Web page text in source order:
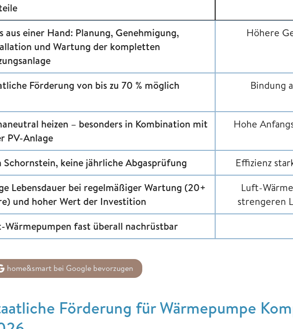
aus einer Hand: Planung, Genehmigung,
und Wartung der kompletten
Höhere
Förderung von bis zu 70 % möglich
Bindung
heizen – besonders in Kombination mit
PV-Anlage
Hohe
Schornstein, keine jährliche Abgasprüfung
Effizienz
Lebensdauer bei regelmäßiger Wartung (20+
und hoher Wert der Investition
Luft-
strengeren
Wärmepumpen fast überall nachrüstbar
home&smart bei Google bevorzugen
Förderung für Wärmepumpe